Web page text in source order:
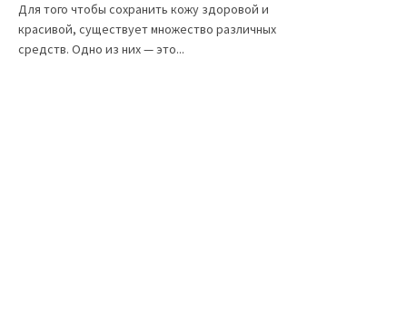
Для того чтобы сохранить кожу здоровой и
красивой, существует множество различных
средств. Одно из них — это...